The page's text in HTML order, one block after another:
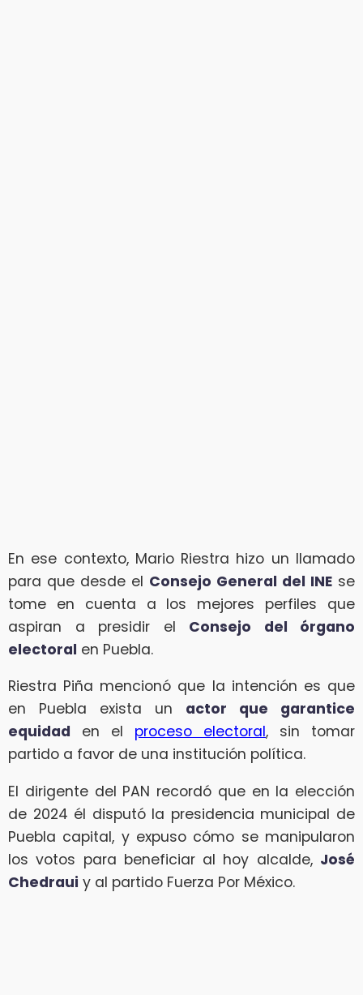
En ese contexto, Mario Riestra hizo un llamado
para que desde el Consejo General del INE se
tome en cuenta a los mejores perfiles que
aspiran a presidir el Consejo del órgano
electoral en Puebla.
Riestra Piña mencionó que la intención es que
en Puebla exista un actor que garantice
equidad en el proceso electoral, sin tomar
partido a favor de una institución política.
El dirigente del PAN recordó que en la elección
de 2024 él disputó la presidencia municipal de
Puebla capital, y expuso cómo se manipularon
los votos para beneficiar al hoy alcalde, José
Chedraui y al partido Fuerza Por México.